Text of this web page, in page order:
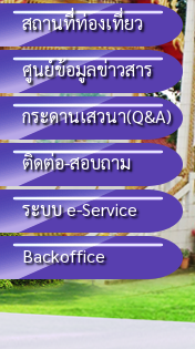
สถานที่ท่องเที่ยว
ศูนย์ข้อมูลข่าวสาร
กระดานเสวนา(Q&A)
ติดต่อ-สอบถาม
ระบบ e-Service
Backoffice